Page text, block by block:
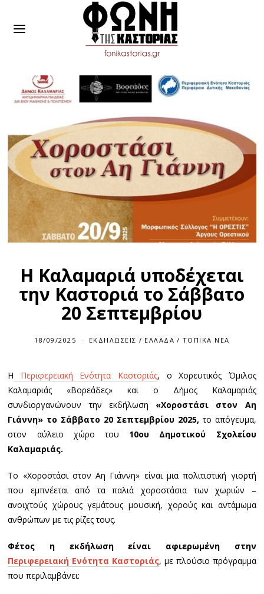
Η Καλαμαριά υποδέχεται
την Καστοριά το Σάββατο
20 Σεπτεμβρίου
18/09/2025 ΕΚΔΗΛΏΣΕΙΣ / ΕΛΛΆΔΑ / ΤΟΠΙΚΆ ΝΈΑ
Η Περιφερειακή Ενότητα Καστοριάς, ο Χορευτικός Όμιλος
Καλαμαριάς «Βορεάδες» και ο Δήμος Καλαμαριάς
συνδιοργανώνουν την εκδήλωση «Χοροστάσι στον Αη
Γιάννη» το Σάββατο 20 Σεπτεμβρίου 2025, το απόγευμα,
στον αύλειο χώρο του 10ου Δημοτικού Σχολείου
Καλαμαριάς.
Το «Χοροστάσι στον Αη Γιάννη» είναι μια πολιτιστική γιορτή
που εμπνέεται από τα παλιά χοροστάσια των χωριών –
ανοιχτούς χώρους γεμάτους μουσική, χορούς και αντάμωμα
ανθρώπων με τις ρίζες τους.
Φέτος η εκδήλωση είναι αφιερωμένη στην
Περιφερειακή Ενότητα Καστοριάς, με πλούσιο πρόγραμμα
που περιλαμβάνει: